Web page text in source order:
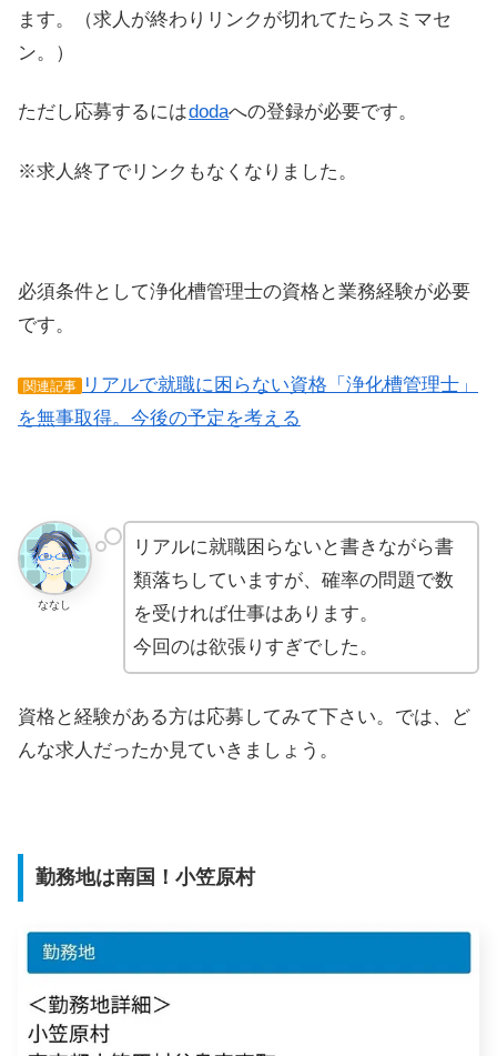
ます。（求人が終わりリンクが切れてたらスミマセ
ン。）
ただし応募するにはdodaへの登録が必要です。
※求人終了でリンクもなくなりました。
必須条件として浄化槽管理士の資格と業務経験が必要
です。
関連記事
リアルで就職に困らない資格「浄化槽管理士」
を無事取得。今後の予定を考える
ななし
リアルに就職困らないと書きながら書
類落ちしていますが、確率の問題で数
を受ければ仕事はあります。
今回のは欲張りすぎでした。
資格と経験がある方は応募してみて下さい。では、ど
んな求人だったか見ていきましょう。
勤務地は南国！小笠原村